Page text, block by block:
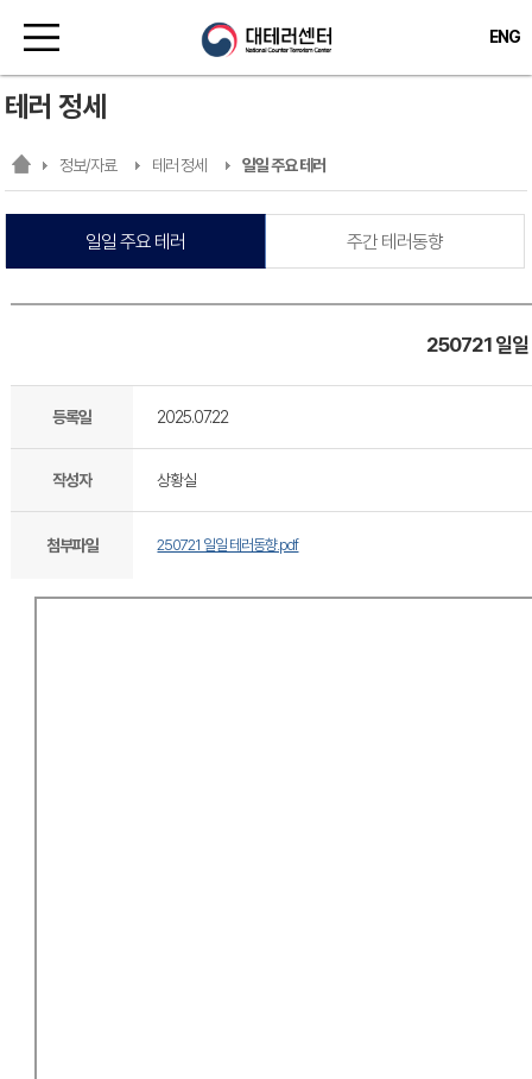
ENG
정보/자료 테러 정세 일일 주요 테러
테러 정세
일일 주요 테러 주간 테러동향
250721 일일
등록일 2025.07.22
작성자 상황실
첨부파일 250721 일일 테러동향.pdf